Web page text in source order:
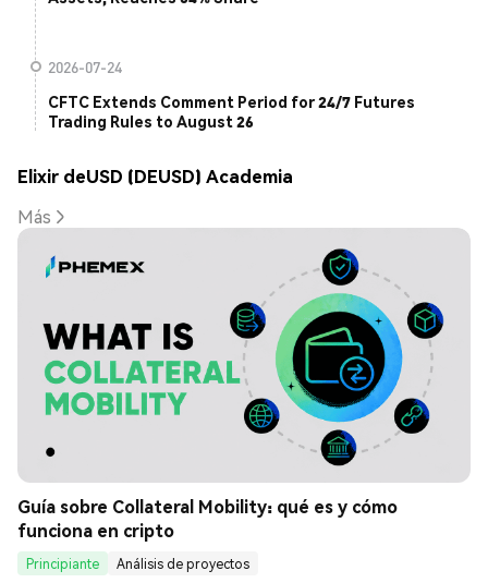
2026-07-24
CFTC Extends Comment Period for 24/7 Futures
Trading Rules to August 26
Elixir deUSD (DEUSD) Academia
Más
Guía sobre Collateral Mobility: qué es y cómo
funciona en cripto
Principiante
Análisis de proyectos